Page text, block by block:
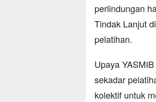
perlindungan
Tindak Lanjut
pelatihan.
Upaya
sekadar
kolektif untuk